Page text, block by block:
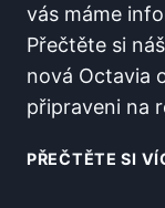
vás máme
Přečtěte si
nová Octavia
připraveni na
PŘEČTĚTE SI